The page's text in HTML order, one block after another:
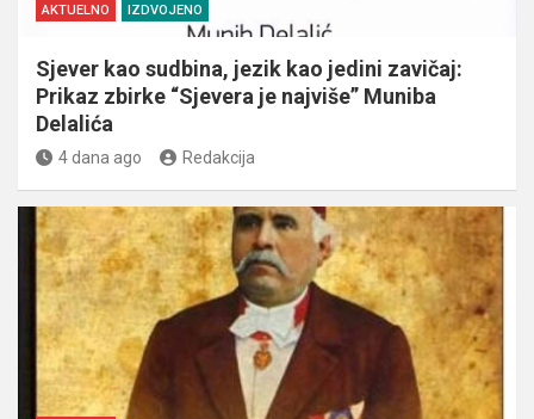
AKTUELNO IZDVOJENO
Sjever kao sudbina, jezik kao jedini zavičaj:
Prikaz zbirke “Sjevera je najviše” Muniba
Delalića
4 dana ago Redakcija